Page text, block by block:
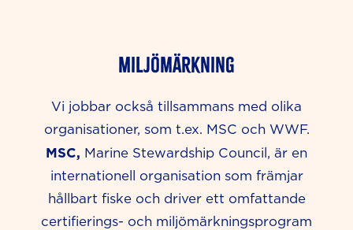
Miljömärkning
Vi jobbar också tillsammans med olika
organisationer, som t.ex. MSC och WWF.
MSC, Marine Stewardship Council, är en
internationell organisation som främjar
hållbart fiske och driver ett omfattande
certifierings- och miljömärkningsprogram